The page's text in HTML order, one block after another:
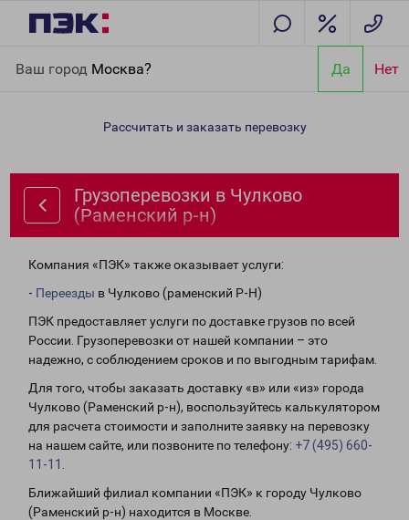
Ваш город Москва? Да Нет
р-н)
Рассчитать и заказать перевозку
Грузоперевозки в Чулково
(Раменский р-н)
Компания «ПЭК» также оказывает услуги:
- Переезды в Чулково (раменский Р-Н)
ПЭК предоставляет услуги по доставке грузов по всей
России. Грузоперевозки от нашей компании – это
надежно, с соблюдением сроков и по выгодным тарифам.
Для того, чтобы заказать доставку «в» или «из» города
Чулково (Раменский р-н), воспользуйтесь калькулятором
для расчета стоимости и заполните заявку на перевозку
на нашем сайте, или позвоните по телефону: +7 (495) 660-
11-11
Ближайший филиал компании «ПЭК» к городу Чулково
(Раменский р-н) находится в Москве.